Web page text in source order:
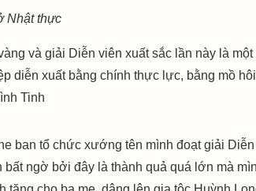
Nhật thực
và giải Diễn viên xuất sắc lần này là
diễn xuất bằng chính thực lực, bằng mồ
Tinh
ban tổ chức xướng tên mình đoạt giải
bất ngờ bởi đây là thành quả quá lớn mà